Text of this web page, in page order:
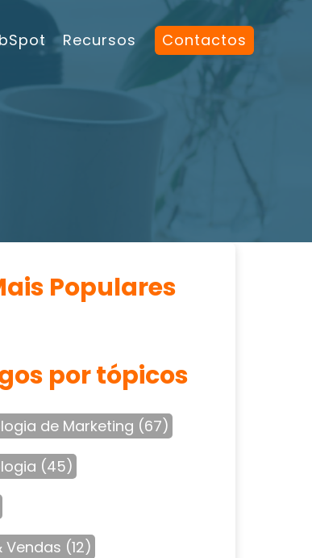
Recursos Contactos
Populares
por tópicos
de Marketing (67)
(45)
Vendas (12)